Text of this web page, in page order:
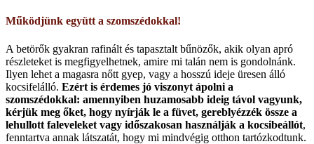
Működjünk együtt a szomszédokkal!
A betörők gyakran rafinált és tapasztalt bűnözők, akik olyan apró
részleteket is megfigyelhetnek, amire mi talán nem is gondolnánk.
Ilyen lehet a magasra nőtt gyep, vagy a hosszú ideje üresen álló
kocsifelálló. Ezért is érdemes jó viszonyt ápolni a
szomszédokkal: amennyiben huzamosabb ideig távol vagyunk,
kérjük meg őket, hogy nyírják le a füvet, gereblyézzék össze a
lehullott faleveleket vagy időszakosan használják a kocsibeállót,
fenntartva annak látszatát, hogy mi mindvégig otthon tartózkodtunk.